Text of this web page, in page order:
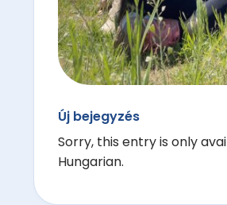
Új bejegyzés
Sorry, this entry is only
Hungarian.